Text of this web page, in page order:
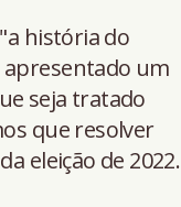
história do
apresentado um
seja tratado
que resolver
eleição de 2022.